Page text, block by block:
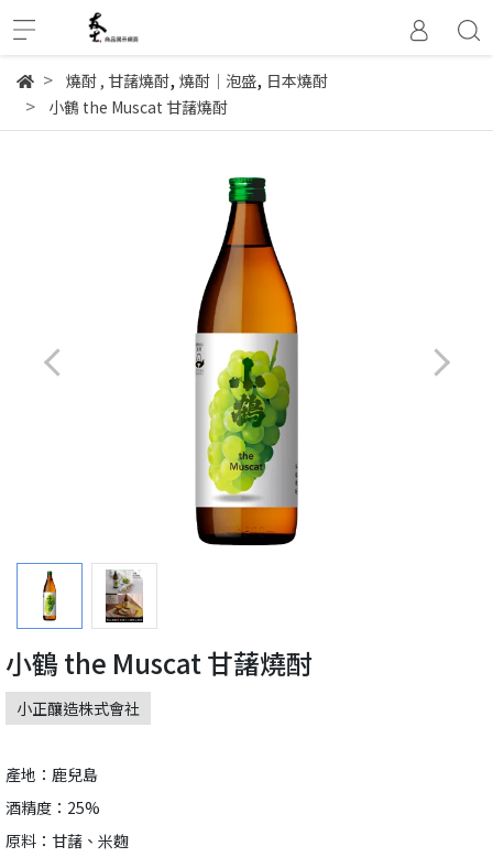
燒酎, 甘藷燒酎, 燒酎│泡盛, 日本燒酎
小鶴 the Muscat 甘藷燒酎
小鶴 the Muscat 甘藷燒酎
小正釀造株式會社
產地：鹿兒島
酒精度：25%
原料：甘藷、米麴